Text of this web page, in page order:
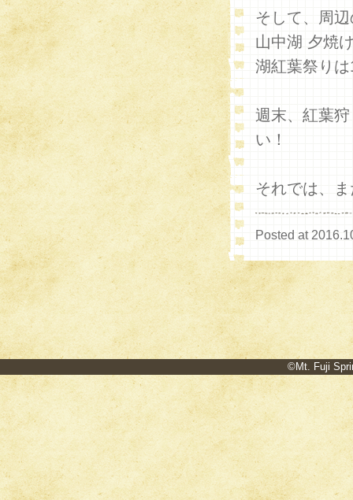
そして、周
山中湖 夕焼
湖紅葉祭り
週末、紅葉
い！
それでは、
Posted at
©Mt. Fuji